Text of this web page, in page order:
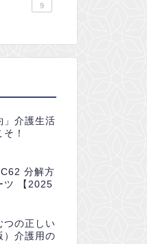
9
」介護生活
！
分解方
ツ 【2025
つの正しい
）介護用の